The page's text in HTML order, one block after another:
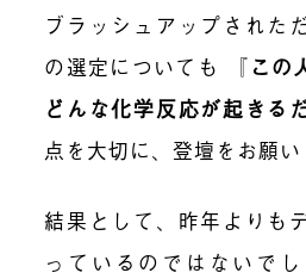
ブラッシュアップされた
の選定についても 『 この
どんな化学反応が起きる
点を大切に、登壇をお願い
結果として、昨年よりも
っているのではないで